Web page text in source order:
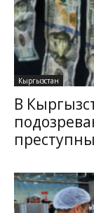
Кыргызстан
В